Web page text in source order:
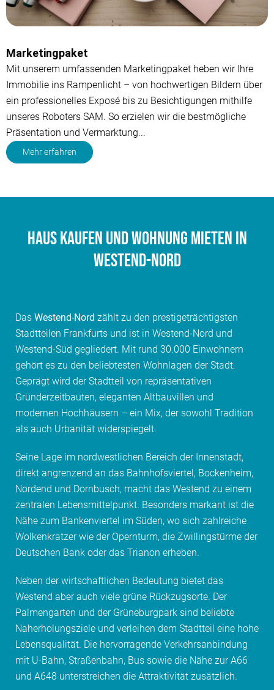
Marketingpaket
Mit unserem umfassenden Marketingpaket heben wir Ihre
Immobilie ins Rampenlicht – von hochwertigen Bildern über
ein professionelles Exposé bis zu Besichtigungen mithilfe
unseres Roboters SAM. So erzielen wir die bestmögliche
Präsentation und Vermarktung...
Mehr erfahren
Haus kaufen und Wohnung mieten in
Westend-Nord
Das Westend-Nord zählt zu den prestigeträchtigsten
Stadtteilen Frankfurts und ist in Westend-Nord und
Westend-Süd gegliedert. Mit rund 30.000 Einwohnern
gehört es zu den beliebtesten Wohnlagen der Stadt.
Geprägt wird der Stadtteil von repräsentativen
Gründerzeitbauten, eleganten Altbauvillen und
modernen Hochhäusern – ein Mix, der sowohl Tradition
als auch Urbanität widerspiegelt.
Seine Lage im nordwestlichen Bereich der Innenstadt,
direkt angrenzend an das Bahnhofsviertel, Bockenheim,
Nordend und Dornbusch, macht das Westend zu einem
zentralen Lebensmittelpunkt. Besonders markant ist die
Nähe zum Bankenviertel im Süden, wo sich zahlreiche
Wolkenkratzer wie der Opernturm, die Zwillingstürme der
Deutschen Bank oder das Trianon erheben.
Neben der wirtschaftlichen Bedeutung bietet das
Westend aber auch viele grüne Rückzugsorte. Der
Palmengarten und der Grüneburgpark sind beliebte
Naherholungsziele und verleihen dem Stadtteil eine hohe
Lebensqualität. Die hervorragende Verkehrsanbindung
mit U-Bahn, Straßenbahn, Bus sowie die Nähe zur A66
und A648 unterstreichen die Attraktivität zusätzlich.